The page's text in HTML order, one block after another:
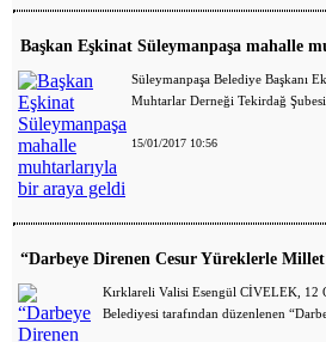
Başkan Eşkinat Süleymanpaşa mahalle
Süleymanpaşa Belediye Başkanı
Muhtarlar Derneği Tekirdağ
15/01/2017 10:56
“Darbeye Direnen Cesur Yüreklerle
Kırklareli Valisi Esengül CİVELEK, 12
Belediyesi tarafından düzenlenen